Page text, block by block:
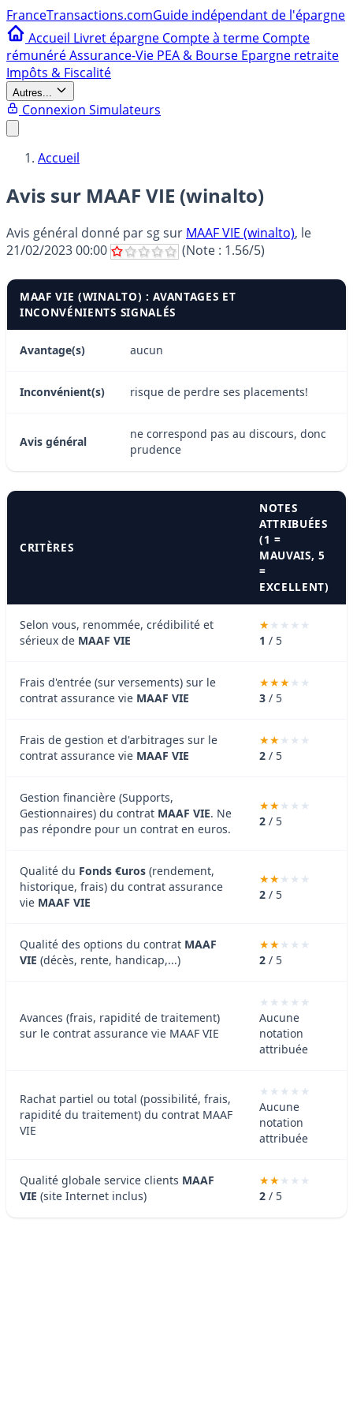
FranceTransactions.comGuide indépendant de l'épargne
Accueil Livret épargne Compte à terme Compte
rémunéréAssurance-Vie PEA & Bourse Epargne retraite
Impôts & Fiscalité
Autres...
Connexion Simulateurs
Accueil
Avis sur MAAF VIE (winalto)
Avis général donné parsgsur MAAF VIE (winalto), le
21/02/2023 00:00
(Note : 1.56/5)
MAAF VIE (WINALTO) : AVANTAGES ET
INCONVÉNIENTS SIGNALÉS
Avantage(s) aucun
Inconvénient(s) risque de perdre ses placements!
Avis général
ne correspond pas au discours, donc
prudence
CRITÈRES
NOTES
ATTRIBUÉES
(1 =
MAUVAIS, 5
=
EXCELLENT)
Selon vous, renommée, crédibilité et
sérieux de MAAF VIE 1 / 5
Frais d'entrée (sur versements) sur le
contrat assurance vie MAAF VIE 3 / 5
Frais de gestion et d'arbitrages sur le
contrat assurance vie MAAF VIE 2 / 5
Gestion financière (Supports,
Gestionnaires) du contrat MAAF VIE. Ne
pas répondre pour un contrat en euros.
2 / 5
Qualité du Fonds €uros (rendement,
historique, frais) du contrat assurance
vie MAAF VIE
2 / 5
Qualité des options du contrat MAAF
VIE (décès, rente, handicap,...) 2 / 5
Avances (frais, rapidité de traitement)
sur le contrat assurance vie MAAF VIE
Aucune
notation
attribuée
Rachat partiel ou total (possibilité, frais,
rapidité du traitement) du contrat MAAF
VIE
Aucune
notation
attribuée
Qualité globale service clients MAAF
VIE (site Internet inclus) 2 / 5